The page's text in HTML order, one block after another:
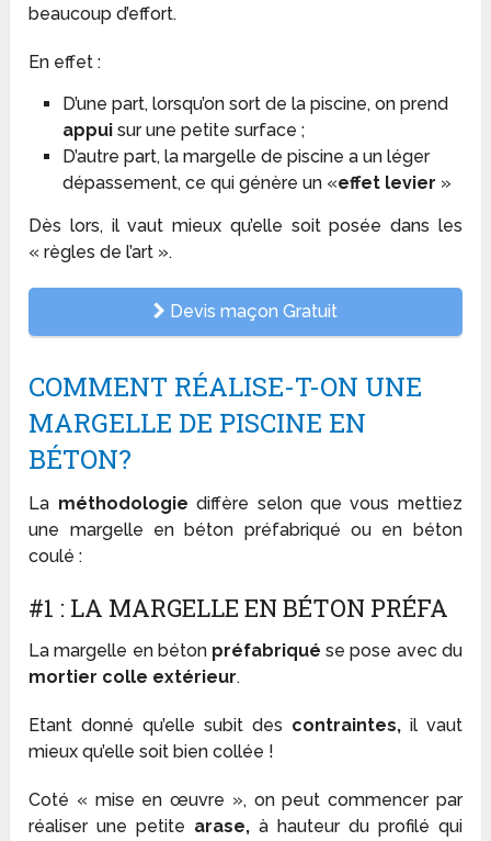
beaucoup d’effort.
En effet :
D’une part, lorsqu’on sort de la piscine, on prend
appuisur une petite surface ;
D’autre part, la margelle de piscine a un léger
dépassement, ce qui génère un «effet levier »
Dès lors, il vaut mieux qu’elle soit posée dans les
« règles de l’art ».
Devis maçon Gratuit
COMMENT RÉALISE-T-ON UNE
MARGELLE DE PISCINE EN
BÉTON?
La méthodologie diffère selon que vous mettiez
une margelle en béton préfabriqué ou en béton
coulé :
#1 : LA MARGELLE EN BÉTON PRÉFA
La margelle en béton préfabriqué se pose avec du
mortier colle extérieur.
Etant donné qu’elle subit des contraintes,il vaut
mieux qu’elle soit bien collée !
Coté « mise en œuvre », on peut commencer par
réaliser une petite arase, à hauteur du profilé qui